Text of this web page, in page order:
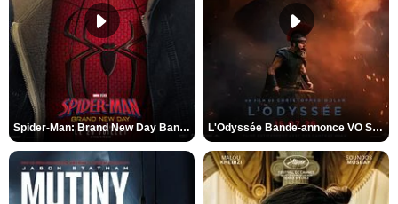
Spider-Man: Brand New Day Bande-annonce VO STFR L'Odyssée Bande-annonce VO STFR